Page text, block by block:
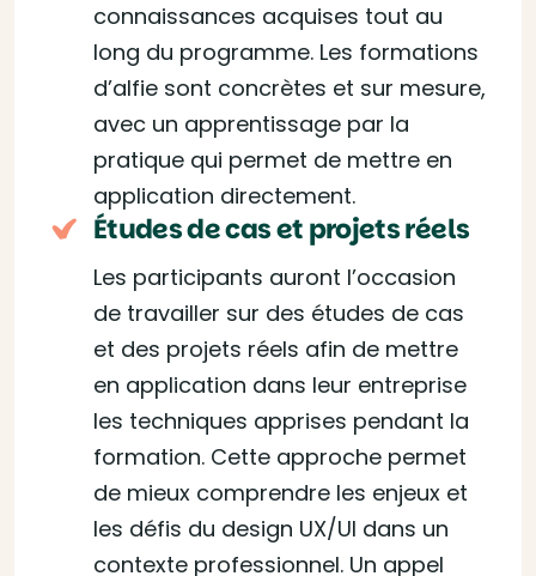
connaissances acquises tout au
long du programme. Les formations
d’alfie sont concrètes et sur mesure,
avec un apprentissage par la
pratique qui permet de mettre en
application directement.
Études de cas et projets réels
Les participants auront l’occasion
de travailler sur des études de cas
et des projets réels afin de mettre
en application dans leur entreprise
les techniques apprises pendant la
formation. Cette approche permet
de mieux comprendre les enjeux et
les défis du design UX/UI dans un
contexte professionnel. Un appel